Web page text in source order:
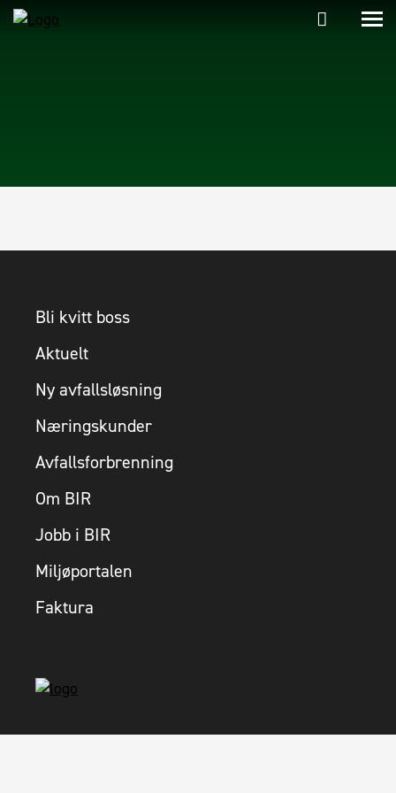
Bli kvitt boss
Aktuelt
Ny avfallsløsning
Næringskunder
Avfallsforbrenning
Om BIR
Jobb i BIR
Miljøportalen
Faktura